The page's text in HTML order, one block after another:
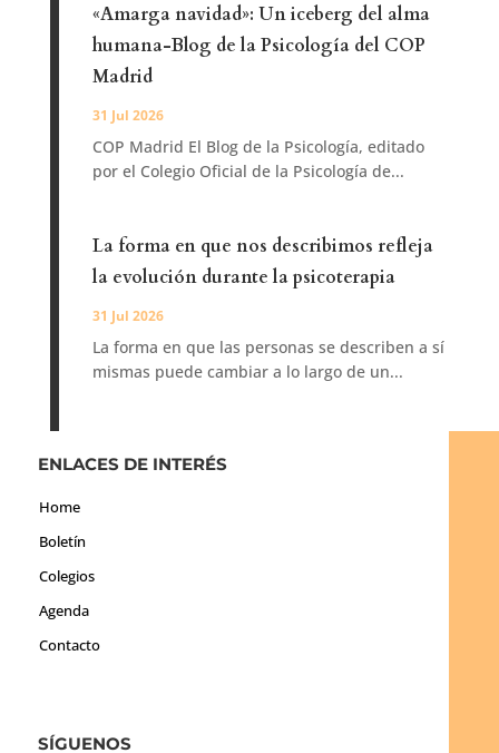
«Amarga navidad»: Un iceberg del alma
humana-Blog de la Psicología del COP
Madrid
31 Jul 2026
COP Madrid El Blog de la Psicología, editado
por el Colegio Oficial de la Psicología de...
La forma en que nos describimos refleja
la evolución durante la psicoterapia
31 Jul 2026
La forma en que las personas se describen a sí
mismas puede cambiar a lo largo de un...
ENLACES DE INTERÉS
Home
Boletín
Colegios
Agenda
Contacto
SÍGUENOS